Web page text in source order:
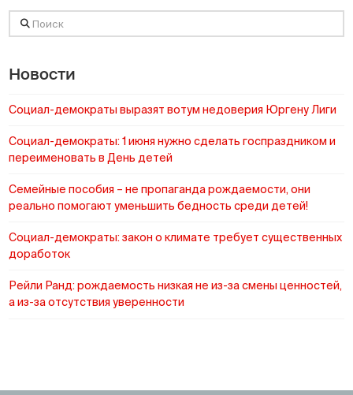
Поиск
Новости
Социал-демократы выразят вотум недоверия Юргену Лиги
Социал-демократы: 1 июня нужно сделать госпраздником и
переименовать в День детей
Cемейные пособия – не пропаганда рождаемости, они
реально помогают уменьшить бедность среди детей!
Социал-демократы: закон о климате требует существенных
доработок
Рейли Ранд: рождаемость низкая не из-за смены ценностей,
а из-за отсутствия уверенности